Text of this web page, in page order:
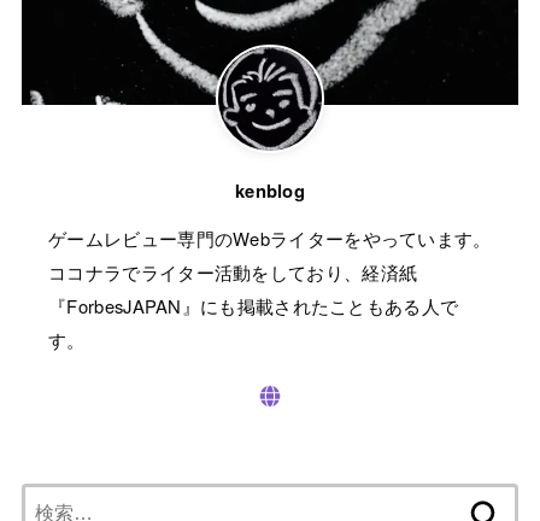
kenblog
ゲームレビュー専門のWebライターをやっています。
ココナラでライター活動をしており、経済紙
『ForbesJAPAN』にも掲載されたこともある人で
す。